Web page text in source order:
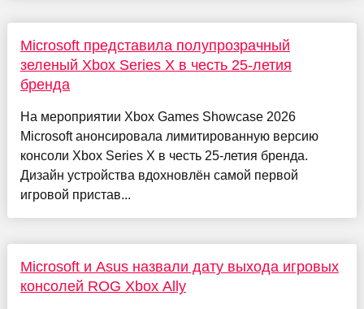
Microsoft представила полупрозрачный
зеленый Xbox Series X в честь 25-летия
бренда
На мероприятии Xbox Games Showcase 2026
Microsoft анонсировала лимитированную версию
консоли Xbox Series X в честь 25-летия бренда.
Дизайн устройства вдохновлён самой первой
игровой пристав...
Microsoft и Asus назвали дату выхода игровых
консолей ROG Xbox Ally